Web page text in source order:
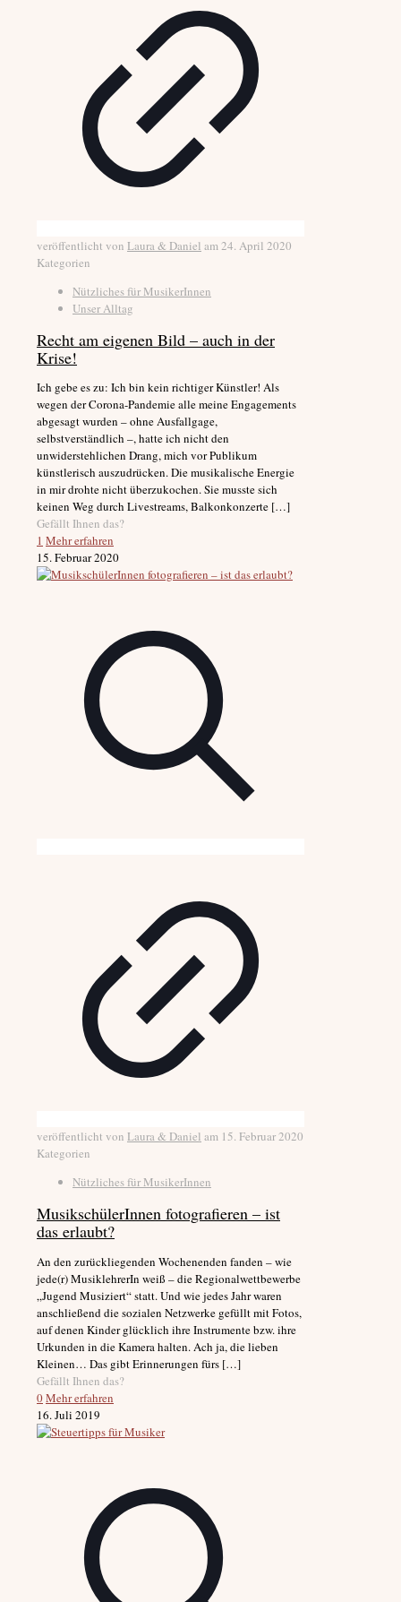
veröffentlicht von Laura & Daniel am 24. April 2020
Kategorien
Nützliches für MusikerInnen
Unser Alltag
Recht am eigenen Bild – auch in der
Krise!
Ich gebe es zu: Ich bin kein richtiger Künstler! Als
wegen der Corona-Pandemie alle meine Engagements
abgesagt wurden – ohne Ausfallgage,
selbstverständlich –, hatte ich nicht den
unwiderstehlichen Drang, mich vor Publikum
künstlerisch auszudrücken. Die musikalische Energie
in mir drohte nicht überzukochen. Sie musste sich
keinen Weg durch Livestreams, Balkonkonzerte […]
Gefällt Ihnen das?
1 Mehr erfahren
15. Februar 2020
veröffentlicht von Laura & Daniel am 15. Februar 2020
Kategorien
Nützliches für MusikerInnen
MusikschülerInnen fotografieren – ist
das erlaubt?
An den zurückliegenden Wochenenden fanden – wie
jede(r) MusiklehrerIn weiß – die Regionalwettbewerbe
„Jugend Musiziert“ statt. Und wie jedes Jahr waren
anschließend die sozialen Netzwerke gefüllt mit Fotos,
auf denen Kinder glücklich ihre Instrumente bzw. ihre
Urkunden in die Kamera halten. Ach ja, die lieben
Kleinen… Das gibt Erinnerungen fürs […]
Gefällt Ihnen das?
0Mehr erfahren
16. Juli 2019